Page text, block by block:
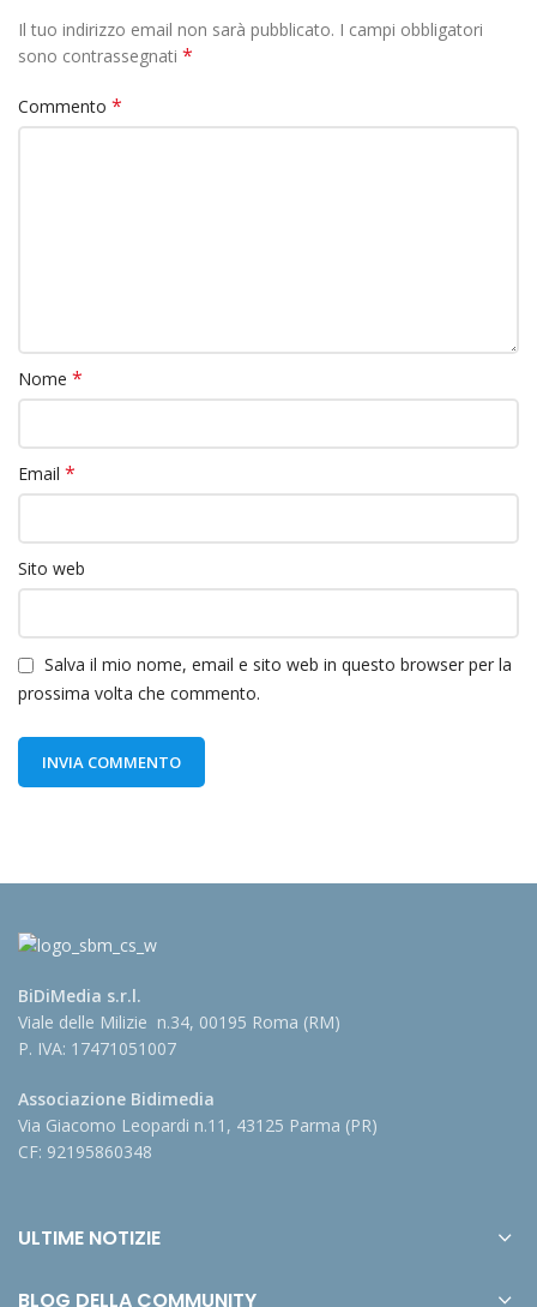
Il tuo indirizzo email non sarà pubblicato. I campi obbligatori
sono contrassegnati *
Commento *
Nome *
Email *
Sito web
Salva il mio nome, email e sito web in questo browser per la
prossima volta che commento.
BiDiMedia s.r.l.
Viale delle Milizie n.34, 00195 Roma (RM)
P. IVA: 17471051007
Associazione Bidimedia
Via Giacomo Leopardi n.11, 43125 Parma (PR)
CF: 92195860348
ULTIME NOTIZIE
BLOG DELLA COMMUNITY